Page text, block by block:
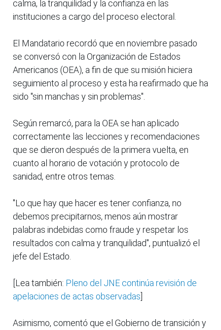
calma, la tranquilidad y la confianza en las
instituciones a cargo del proceso electoral.
El Mandatario recordó que en noviembre pasado
se conversó con la Organización de Estados
Americanos (OEA), a fin de que su misión hiciera
seguimiento al proceso y esta ha reafirmado que ha
sido "sin manchas y sin problemas".
Según remarcó, para la OEA se han aplicado
correctamente las lecciones y recomendaciones
que se dieron después de la primera vuelta, en
cuanto al horario de votación y protocolo de
sanidad, entre otros temas.
"Lo que hay que hacer es tener confianza, no
debemos precipitarnos, menos aún mostrar
palabras indebidas como fraude y respetar los
resultados con calma y tranquilidad", puntualizó el
jefe del Estado.
[Lea también: Pleno del JNE continúa revisión de
apelaciones de actas observadas
Asimismo, comentó que el Gobierno de transición y